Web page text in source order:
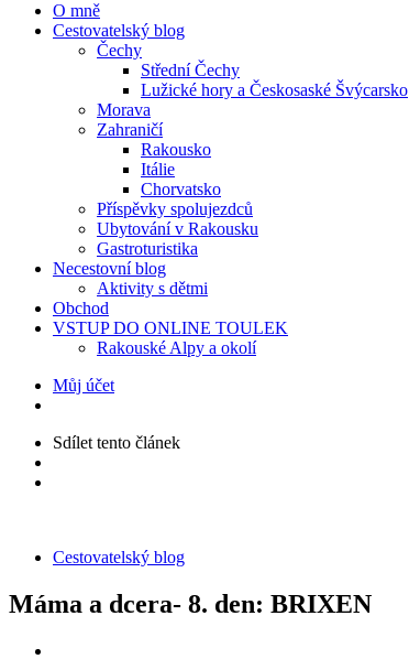
O mně
Cestovatelský blog
Čechy
Střední Čechy
Lužické hory a Českosaské Švýcarsko
Morava
Zahraničí
Rakousko
Itálie
Chorvatsko
Příspěvky spolujezdců
Ubytování v Rakousku
Gastroturistika
Necestovní blog
Aktivity s dětmi
Obchod
VSTUP DO ONLINE TOULEK
Rakouské Alpy a okolí
Můj účet
Sdílet tento článek
KategorieCestovatelský blog
Máma a dcera- 8. den: BRIXEN